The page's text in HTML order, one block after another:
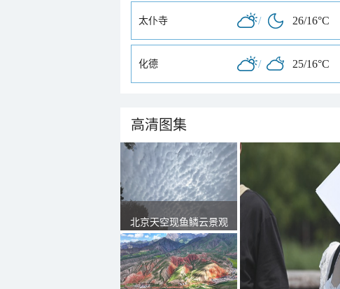
太仆寺 / 26/16°C
化德 / 25/16°C
高清图集
北京天空现鱼鳞云景观